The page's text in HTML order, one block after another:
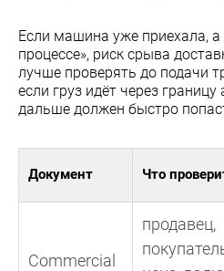
Если машина уже приехала,
процессе», риск срыва
лучше проверять до подачи
если груз идёт через
дальше должен быстро
Документ Что
Commercial
продавец,